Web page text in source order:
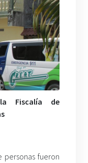
Fiscalía de
personas fueron